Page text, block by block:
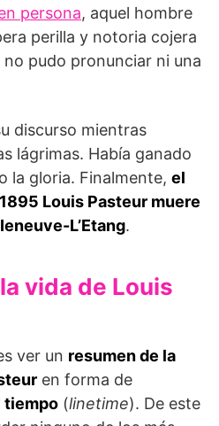
persona, aquel hombre
perilla y notoria cojera
no pudo pronunciar ni una
discurso mientras
lágrimas. Había ganado
la gloria. Finalmente, el
Louis Pasteur muere
L’Etang.
vida de Louis
ver un resumen de la
en forma de
tiempo (linetime). De este